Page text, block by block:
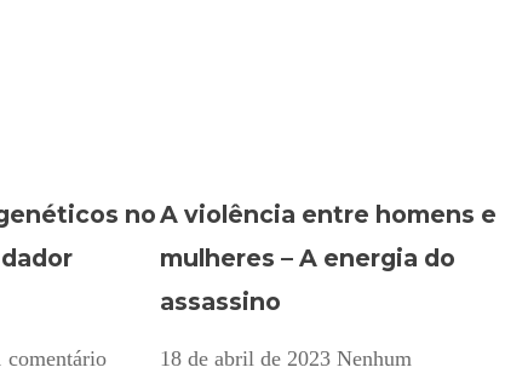
no
comentário
A violência entre homens e
mulheres – A energia do
assassino
18 de abril de 2023 Nenhum